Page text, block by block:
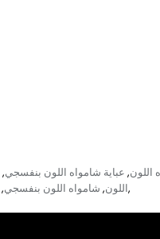
اللون, عباية شامواه اللون بنفسجي,
اللون, شامواه اللون بنفسجي, ,